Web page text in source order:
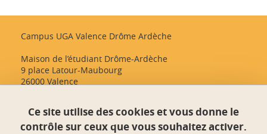
Campus UGA Valence Drôme Ardèche
Maison de l’étudiant Drôme-Ardèche
9 place Latour-Maubourg
26000 Valence
Crédits
Ce site utilise des cookies et vous donne le
contrôle sur ceux que vous souhaitez activer.